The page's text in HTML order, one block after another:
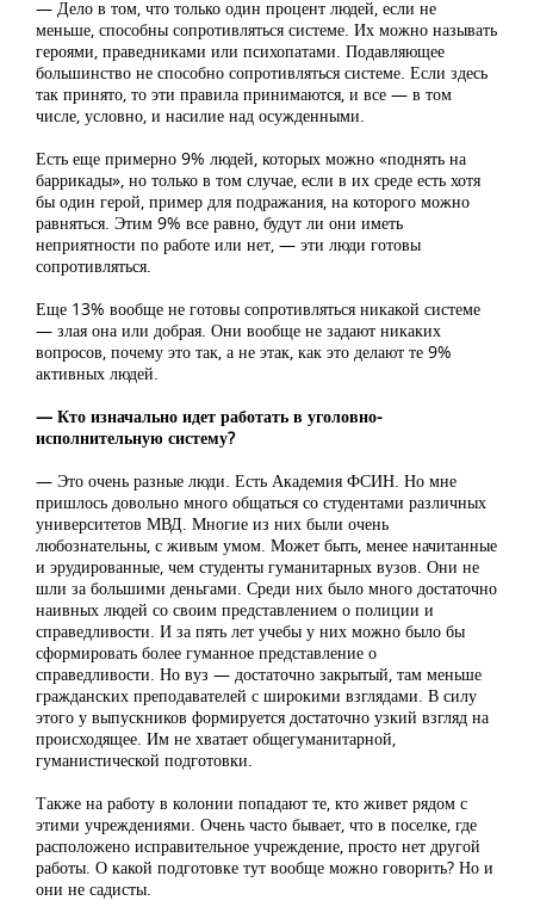
— Дело в том, что только один процент людей, если не
меньше, способны сопротивляться системе. Их можно называть
героями, праведниками или психопатами. Подавляющее
большинство не способно сопротивляться системе. Если здесь
так принято, то эти правила принимаются, и все — в том
числе, условно, и насилие над осужденными.
Есть еще примерно 9% людей, которых можно «поднять на
баррикады», но только в том случае, если в их среде есть хотя
бы один герой, пример для подражания, на которого можно
равняться. Этим 9% все равно, будут ли они иметь
неприятности по работе или нет, — эти люди готовы
сопротивляться.
Еще 13% вообще не готовы сопротивляться никакой системе
— злая она или добрая. Они вообще не задают никаких
вопросов, почему это так, а не этак, как это делают те 9%
активных людей.
— Кто изначально идет работать в уголовно-
исполнительную систему?
— Это очень разные люди. Есть Академия ФСИН. Но мне
пришлось довольно много общаться со студентами различных
университетов МВД. Многие из них были очень
любознательны, с живым умом. Может быть, менее начитанные
и эрудированные, чем студенты гуманитарных вузов. Они не
шли за большими деньгами. Среди них было много достаточно
наивных людей со своим представлением о полиции и
справедливости. И за пять лет учебы у них можно было бы
сформировать более гуманное представление о
справедливости. Но вуз — достаточно закрытый, там меньше
гражданских преподавателей с широкими взглядами. В силу
этого у выпускников формируется достаточно узкий взгляд на
происходящее. Им не хватает общегуманитарной,
гуманистической подготовки.
Также на работу в колонии попадают те, кто живет рядом с
этими учреждениями. Очень часто бывает, что в поселке, где
расположено исправительное учреждение, просто нет другой
работы. О какой подготовке тут вообще можно говорить? Но и
они не садисты.